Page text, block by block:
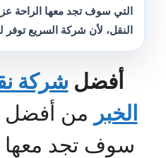
التي سوف تجد معها الراحة
النقل، لأن شركة السريع
أفضل شركة
الخبر من أفضل
سوف تجد معها